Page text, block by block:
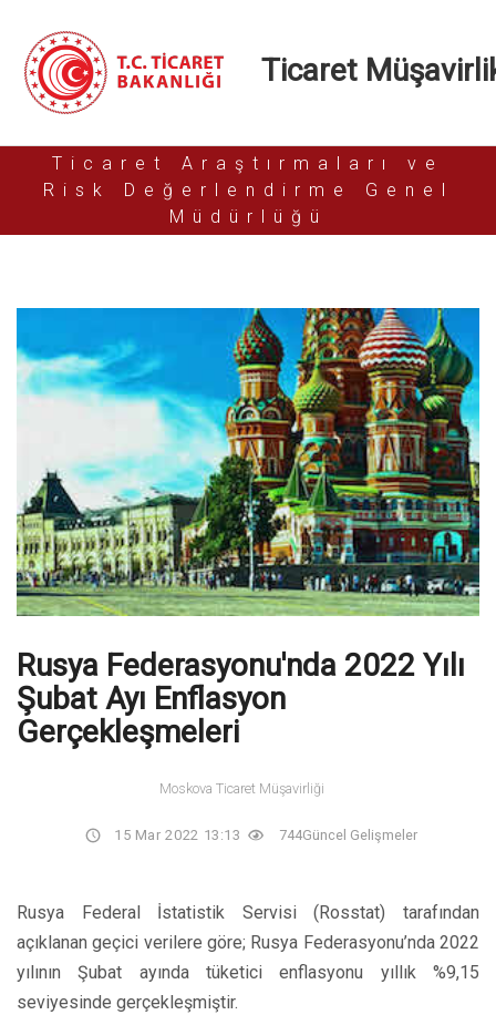
Ticaret
Ticaret Araştırmaları ve
Risk Değerlendirme Genel
Müdürlüğü
Rusya Federasyonu'nda 2022 Yılı
Şubat Ayı Enflasyon
Gerçekleşmeleri
Moskova Ticaret Müşavirliği
15 Mar 2022 13:13 744Güncel Gelişmeler
Rusya Federal İstatistik Servisi (Rosstat) tarafından
açıklanan geçici verilere göre; Rusya Federasyonu’nda 2022
yılının Şubat ayında tüketici enflasyonu yıllık %9,15
seviyesinde gerçekleşmiştir.